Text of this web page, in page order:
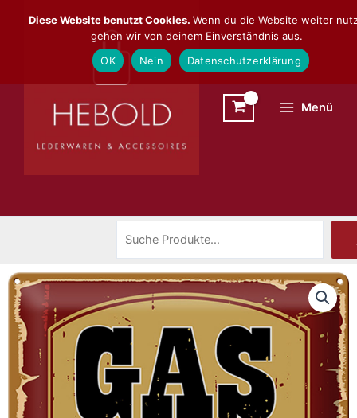
Inhalt
Menü
Diese Website benutzt Cookies. Wenn du die Website weiter
gehen wir von deinem Einverständnis aus.
OK
Nein Datenschutzerklärung